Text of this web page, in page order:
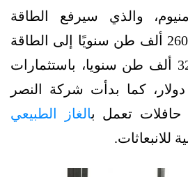
والذي سيرفع الطاقة
الإنتاجية الحالية من 260 ألف طن سنويًا إلى الطاقة
التصميمية البالغة 320 ألف طن سنويا، باستثمارات
مليون دولار، كما بدأت شركة النصر
حافلات تعمل بالغاز الطبيعي
للانبعاثات.